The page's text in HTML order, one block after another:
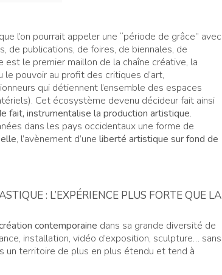
l’on pourrait appeler une “période de grâce” avec
de publications, de foires, de biennales, de
le premier maillon de la chaîne créative, la
pouvoir au profit des critiques d’art,
qui détiennent l’ensemble des espaces
Cet écosystème devenu décideur fait ainsi
fait, instrumentalise la production artistique.
dans les pays occidentaux une forme de
, l’avènement d’une liberté artistique sur fond de
: L’EXPÉRIENCE PLUS FORTE QUE LA
contemporaine dans sa grande diversité de
installation, vidéo d’exposition, sculpture… sans
un territoire de plus en plus étendu et tend à